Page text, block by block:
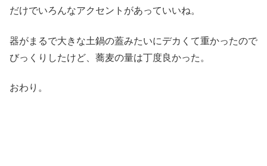
だけでいろんなアクセントがあっていいね。
器がまるで大きな土鍋の蓋みたいにデカくて重かったので
びっくりしたけど、蕎麦の量は丁度良かった。
おわり。